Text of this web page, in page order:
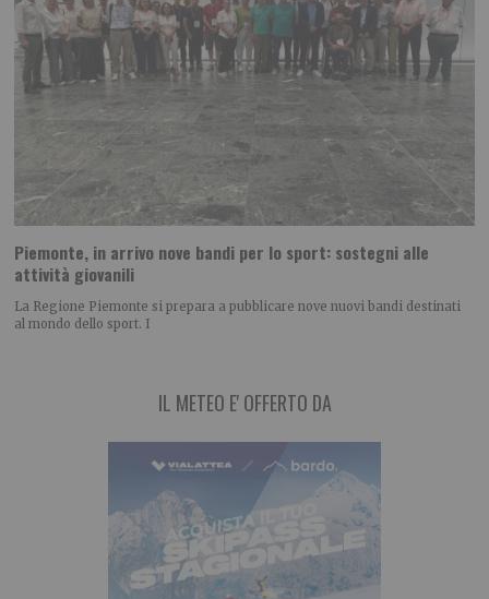
Piemonte, in arrivo nove bandi per lo sport: sostegni alle
attività giovanili
La Regione Piemonte si prepara a pubblicare nove nuovi bandi destinati
al mondo dello sport. I
IL METEO E' OFFERTO DA